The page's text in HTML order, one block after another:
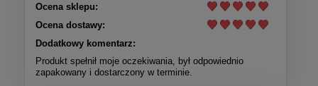
Ocena sklepu:
Ocena dostawy:
Dodatkowy komentarz:
Produkt spełnił moje oczekiwania, był odpowiednio
zapakowany i dostarczony w terminie.